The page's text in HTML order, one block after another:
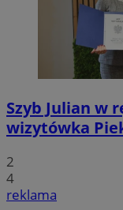
Szyb Julian w
wizytówka
2
4
reklama